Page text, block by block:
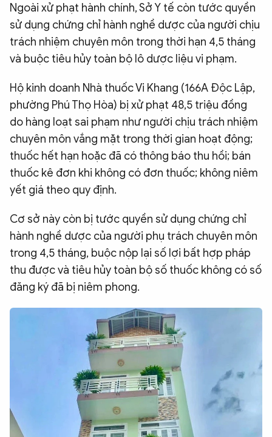
Ngoài xử phạt hành chính, Sở Y tế còn tước quyền
sử dụng chứng chỉ hành nghề dược của người chịu
trách nhiệm chuyên môn trong thời hạn 4,5 tháng
và buộc tiêu hủy toàn bộ lô dược liệu vi phạm.
Hộ kinh doanh Nhà thuốc Vi Khang (166A Độc Lập,
phường Phú Thọ Hòa) bị xử phạt 48,5 triệu đồng
do hàng loạt sai phạm như người chịu trách nhiệm
chuyên môn vắng mặt trong thời gian hoạt động;
thuốc hết hạn hoặc đã có thông báo thu hồi; bán
thuốc kê đơn khi không có đơn thuốc; không niêm
yết giá theo quy định.
Cơ sở này còn bị tước quyền sử dụng chứng chỉ
hành nghề dược của người phụ trách chuyên môn
trong 4,5 tháng, buộc nộp lại số lợi bất hợp pháp
thu được và tiêu hủy toàn bộ số thuốc không có số
đăng ký đã bị niêm phong.